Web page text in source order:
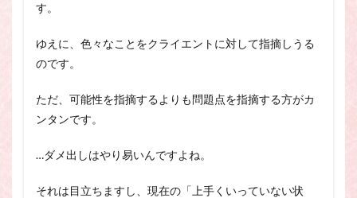
す。
ゆえに、色々なことをクライエントに対して指摘しうる
のです。
ただ、可能性を指摘するよりも問題点を指摘する方がカ
ンタンです。
…ダメ出しはやり易いんですよね。
それは目立ちますし、現在の「上手くいっていない状